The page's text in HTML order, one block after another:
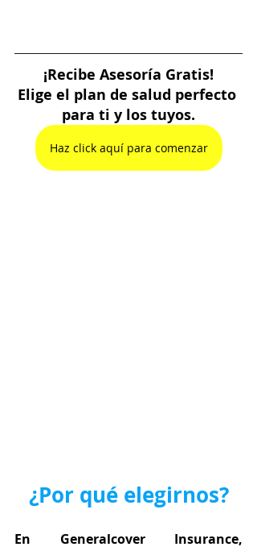
¡Recibe Asesoría Gratis!
Elige el plan de salud perfecto
para ti y los tuyos.
Haz click aquí para comenzar
¿Por qué elegirnos?
En Generalcover Insurance,